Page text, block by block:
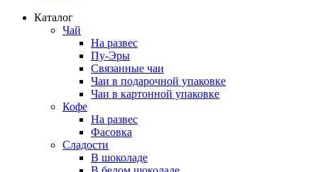
Каталог
Чай
На развес
Пу-Эры
Связанные чаи
Чаи в подарочной упаковке
Чаи в картонной упаковке
Кофе
На развес
Фасовка
Сладости
В шоколаде